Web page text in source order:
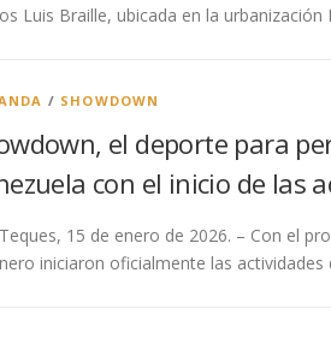
Luis Braille, ubicada en la
/ SHOWDOWN
el deporte para
con el inicio de las
15 de enero de 2026. – Con el
iniciaron oficialmente las